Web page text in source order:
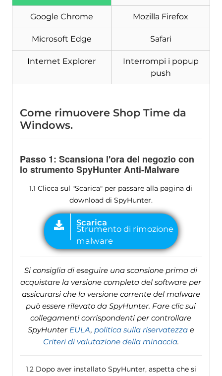
Google Chrome Mozilla Firefox
Microsoft Edge Safari
Internet Explorer
Interrompi i popup
push
Come rimuovere Shop Time da
Windows.
Passo 1: Scansiona l'ora del negozio con
lo strumento SpyHunter Anti-Malware
1.1 Clicca sul "Scarica" per passare alla pagina di
download di SpyHunter.
Strumento di rimozione
malware
Si consiglia di eseguire una scansione prima di
acquistare la versione completa del software per
assicurarsi che la versione corrente del malware
può essere rilevato da SpyHunter. Fare clic sui
collegamenti corrispondenti per controllare
SpyHunter EULA, politica sulla riservatezzae
Criteri di valutazione della minaccia.
1.2 Dopo aver installato SpyHunter, aspetta che si